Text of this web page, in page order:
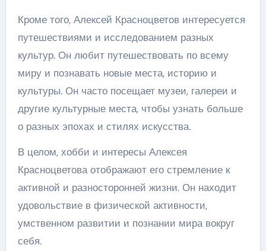
Кроме того, Алексей Красноцветов интересуется
путешествиями и исследованием разных
культур. Он любит путешествовать по всему
миру и познавать новые места, историю и
культуры. Он часто посещает музеи, галереи и
другие культурные места, чтобы узнать больше
о разных эпохах и стилях искусства.
В целом, хобби и интересы Алексея
Красноцветова отображают его стремление к
активной и разносторонней жизни. Он находит
удовольствие в физической активности,
умственном развитии и познании мира вокруг
себя.